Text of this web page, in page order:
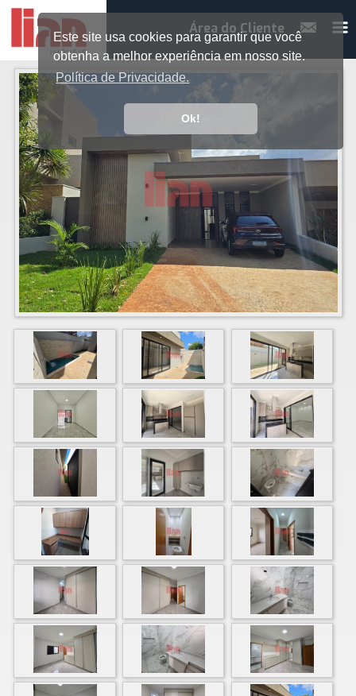
Este site usa cookies para garantir que você
obtenha a melhor experiência em nosso site.
Política de Privacidade.
Ok!
Área do Cliente